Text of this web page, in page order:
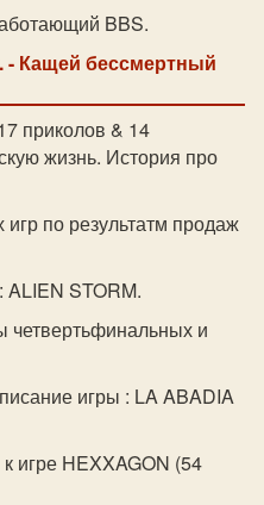
BBS.
- Кащей бессмертный
приколов & 14
жизнь. История про
по результатм продаж
ALIEN STORM.
четвертьфинальных и
игры : LA ABADIA
игре HEXXAGON (54